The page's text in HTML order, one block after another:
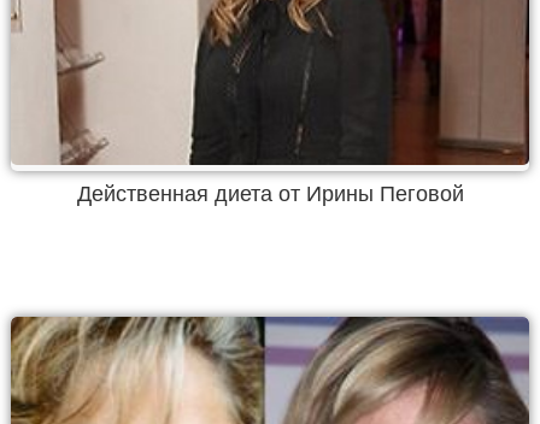
Действенная диета от Ирины Пеговой